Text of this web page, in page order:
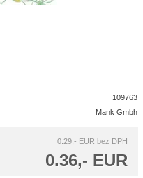
109763
Mank Gmbh
0.29,- EUR bez DPH
0.36,- EUR